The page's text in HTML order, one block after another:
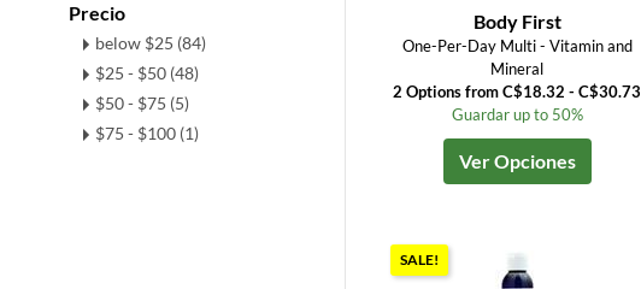
Precio
below $25 (84)
$25 - $50 (48)
$50 - $75 (5)
$75 - $100 (1)
Body First
One-Per-Day Multi - Vitamin and
Mineral
2 Options from C$18.32 - C$30.73
Guardar up to 50%
Ver Opciones
SALE!